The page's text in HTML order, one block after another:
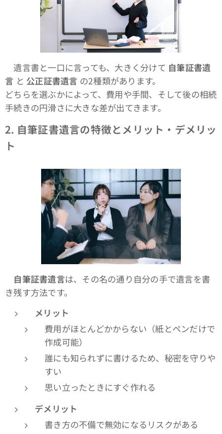
遺言書と一口に言っても、大きく分けて 自筆証書遺
言 と 公正証書遺言 の2種類があります。
どちらを選ぶかによって、費用や手間、そして後の相続
手続きの円滑さに大きな差が出てきます。
2. 自筆証書遺言の特徴とメリット・デメリッ
ト
自筆証書遺言は、その名の通り自分の手で遺言を書
き残す方法です。
メリット
費用がほとんどかからない（紙とペンだけで
作成可能）
誰にも知られずに書けるため、秘密を守りや
すい
思い立ったときにすぐ作れる
デメリット
書き方の不備で無効になるリスクがある